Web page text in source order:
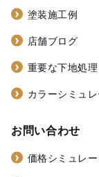
塗装施工例
店舗ブログ
重要な下地処理
カラーシミュ
お問い合わせ
価格シミュレ